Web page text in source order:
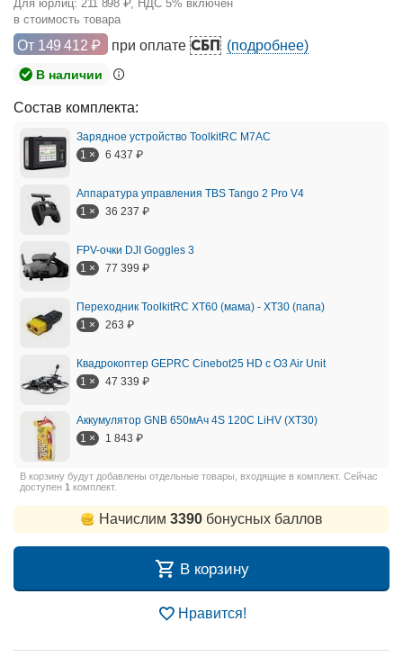
Для юрлиц: 211 898 ₽, НДС 5% включен
в стоимость товара
От 149 412 ₽ при оплате СБП (подробнее)
В наличии
Cостав комплекта:
Зарядное устройство ToolkitRC M7AC
1 ×
6 437 ₽
Аппаратура управления TBS Tango 2 Pro V4
1 ×
36 237 ₽
FPV-очки DJI Goggles 3
1 ×
77 399 ₽
Переходник ToolkitRC XT60 (мама) - XT30 (папа)
1 ×
263 ₽
Квадрокоптер GEPRC Cinebot25 HD с O3 Air Unit
1 ×
47 339 ₽
Аккумулятор GNB 650мАч 4S 120C LiHV (XT30)
1 ×
1 843 ₽
В корзину будут добавлены отдельные товары, входящие в комплект. Сейчас
доступен 1 комплект.
Начислим 3390бонусных баллов
В корзину
Нравится!